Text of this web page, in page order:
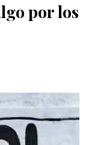
por los